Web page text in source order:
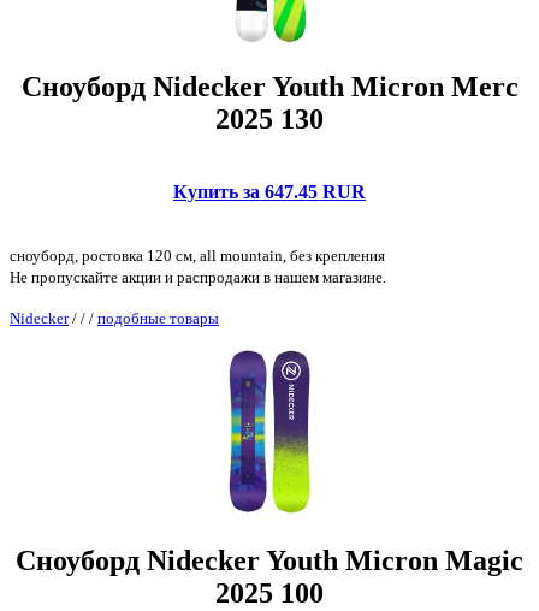
Сноуборд Nidecker Youth Micron Merc
2025 130
Купить за 647.45 RUR
сноуборд, ростовка 120 см, all mountain, без крепления
Не пропускайте акции и распродажи в нашем магазине.
Nidecker/ / / подобные товары
Сноуборд Nidecker Youth Micron Magic
2025 100